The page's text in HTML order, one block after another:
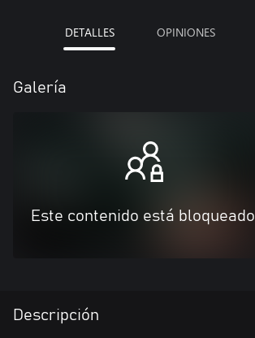
DETALLES OPINIONES
Galería
Este contenido está bloqueado
Descripción